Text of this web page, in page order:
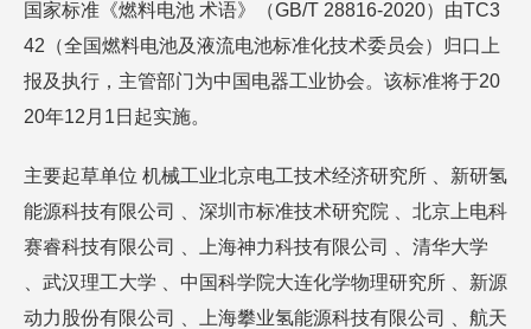
国家标准《燃料电池 术语》（GB/T 28816-2020）由TC3
42（全国燃料电池及液流电池标准化技术委员会）归口上
报及执行，主管部门为中国电器工业协会。该标准将于20
20年12月1日起实施。
主要起草单位 机械工业北京电工技术经济研究所 、新研氢
能源科技有限公司 、深圳市标准技术研究院 、北京上电科
赛睿科技有限公司 、上海神力科技有限公司 、清华大学
、武汉理工大学 、中国科学院大连化学物理研究所 、新源
动力股份有限公司 、上海攀业氢能源科技有限公司 、航天